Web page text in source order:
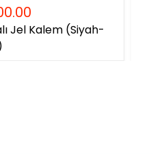
Jel Kalem (Siyah-